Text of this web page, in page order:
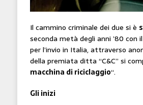
Il cammino criminale dei due si è
seconda metà degli anni ’80 con
per l’invio in Italia, attraverso
della premiata ditta “C&C” si
macchina di riciclaggio“.
Gli inizi